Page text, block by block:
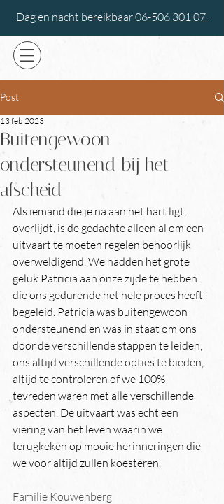
Dag en nacht bereikbaar 06-506 301 07
Post
Buitengewoon
ondersteunend bij het
afscheid
13 feb 2023
Als iemand die je na aan het hart ligt,
overlijdt, is de gedachte alleen al om een ​​
uitvaart te moeten regelen behoorlijk
overweldigend. We hadden het grote
geluk Patricia aan onze zijde te hebben
die ons gedurende het hele proces heeft
begeleid. Patricia was buitengewoon
ondersteunend en was in staat om ons
door de verschillende stappen te leiden,
ons altijd verschillende opties te bieden,
altijd te controleren of we 100%
tevreden waren met alle verschillende
aspecten. De uitvaart was echt een
viering van het leven waarin we
terugkeken op mooie herinneringen die
we voor altijd zullen koesteren.
Familie Kouwenberg